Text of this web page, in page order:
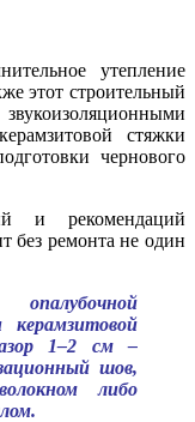
утепление
этот строительный
стяжки
чернового
и рекомендаций
без ремонта не один
1–2 см –
шов,
либо